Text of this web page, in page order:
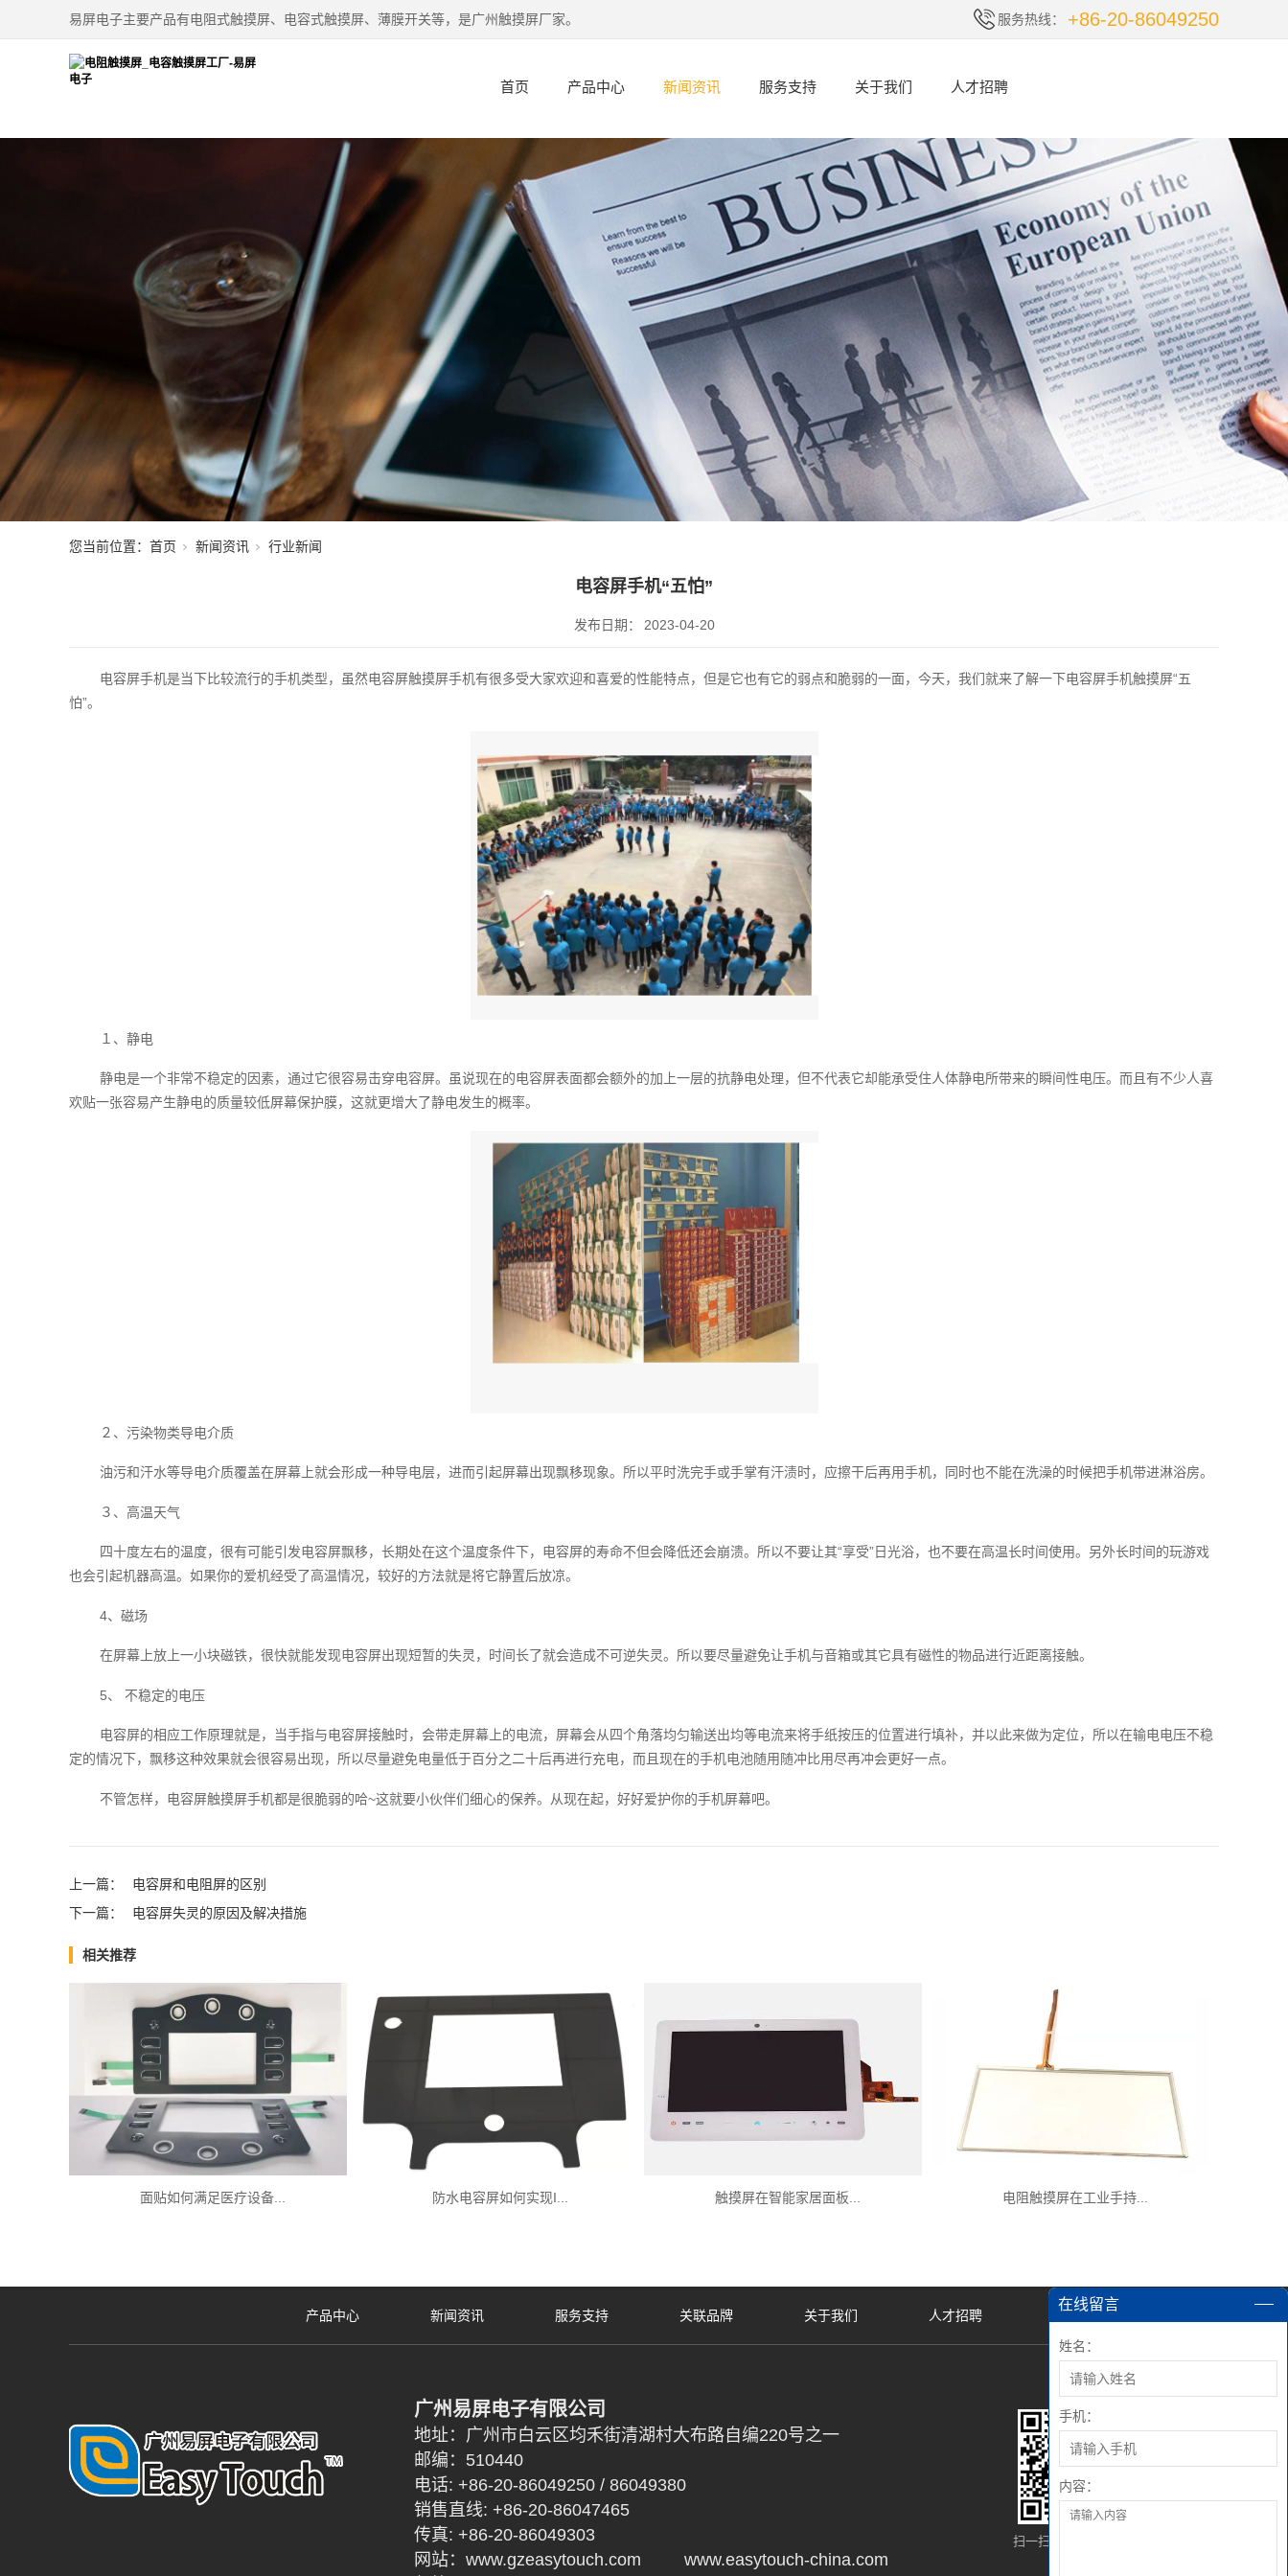
易屏电子主要产品有电阻式触摸屏、电容式触摸屏、薄膜开关等，是广州触摸屏厂家。 服务热线： +86-20-86049250
首页 产品中心 新闻资讯 服务支持 关于我们 人才招聘
您当前位置： 首页 新闻资讯 行业新闻
电容屏手机“五怕”
发布日期： 2023-04-20
电容屏手机是当下比较流行的手机类型，虽然电容屏触摸屏手机有很多受大家欢迎和喜爱的性能特点，但是它也有它的弱点和脆弱的一面，今天，我们就来了解一下电容屏手机触摸屏“五
怕”。
１、静电
静电是一个非常不稳定的因素，通过它很容易击穿电容屏。虽说现在的电容屏表面都会额外的加上一层的抗静电处理，但不代表它却能承受住人体静电所带来的瞬间性电压。而且有不少人喜
欢贴一张容易产生静电的质量较低屏幕保护膜，这就更增大了静电发生的概率。
２、污染物类导电介质
油污和汗水等导电介质覆盖在屏幕上就会形成一种导电层，进而引起屏幕出现飘移现象。所以平时洗完手或手掌有汗渍时，应擦干后再用手机，同时也不能在洗澡的时候把手机带进淋浴房。
３、高温天气
四十度左右的温度，很有可能引发电容屏飘移，长期处在这个温度条件下，电容屏的寿命不但会降低还会崩溃。所以不要让其“享受”日光浴，也不要在高温长时间使用。另外长时间的玩游戏
也会引起机器高温。如果你的爱机经受了高温情况，较好的方法就是将它静置后放凉。
4、磁场
在屏幕上放上一小块磁铁，很快就能发现电容屏出现短暂的失灵，时间长了就会造成不可逆失灵。所以要尽量避免让手机与音箱或其它具有磁性的物品进行近距离接触。
5、 不稳定的电压
电容屏的相应工作原理就是，当手指与电容屏接触时，会带走屏幕上的电流，屏幕会从四个角落均匀输送出均等电流来将手纸按压的位置进行填补，并以此来做为定位，所以在输电电压不稳
定的情况下，飘移这种效果就会很容易出现，所以尽量避免电量低于百分之二十后再进行充电，而且现在的手机电池随用随冲比用尽再冲会更好一点。
不管怎样，电容屏触摸屏‍手机都是很脆弱的哈~这就要小伙伴们细心的保养。从现在起，好好爱护你的手机屏幕吧。
上一篇：
电容屏和电阻屏的区别
下一篇：
电容屏失灵的原因及解决措施
相关推荐
面贴如何满足医疗设备... 防水电容屏如何实现I... 触摸屏在智能家居面板... 电阻触摸屏在工业手持...
在线留言
姓名：
手机：
内容：
产品中心 新闻资讯 服务支持 关联品牌 关于我们 人才招聘
广州易屏电子有限公司
地址：广州市白云区均禾街清湖村大布路自编220号之一
邮编：510440
电话: +86-20-86049250 / 86049380
销售直线: +86-20-86047465
传真: +86-20-86049303
网站： www.gzeasytouch.com
www.easytouch-china.com
扫一扫，添加微信好友